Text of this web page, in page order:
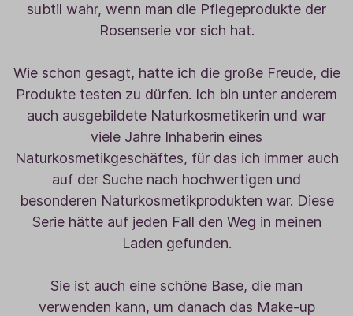
subtil wahr, wenn man die Pflegeprodukte der
Rosenserie vor sich hat.
Wie schon gesagt, hatte ich die große Freude, die
Produkte testen zu dürfen. Ich bin unter anderem
auch ausgebildete Naturkosmetikerin und war
viele Jahre Inhaberin eines
Naturkosmetikgeschäftes, für das ich immer auch
auf der Suche nach hochwertigen und
besonderen Naturkosmetikprodukten war. Diese
Serie hätte auf jeden Fall den Weg in meinen
Laden gefunden.
Sie ist auch eine schöne Base, die man
verwenden kann, um danach das Make-up